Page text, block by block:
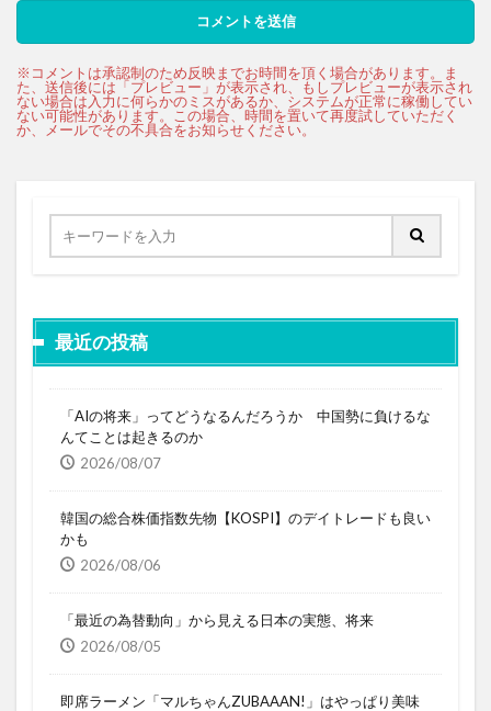
最近の投稿
「AIの将来」ってどうなるんだろうか 中国勢に負けるな
んてことは起きるのか
2026/08/07
韓国の総合株価指数先物【KOSPI】のデイトレードも良い
かも
2026/08/06
「最近の為替動向」から見える日本の実態、将来
2026/08/05
即席ラーメン「マルちゃんZUBAAAN!」はやっぱり美味